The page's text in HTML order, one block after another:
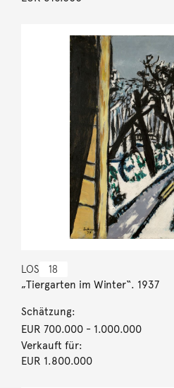
LOS 18
„Tiergarten im Winter“. 1937
Schätzung:
EUR 700.000- 1.000.000
Verkauft für:
EUR 1.800.000